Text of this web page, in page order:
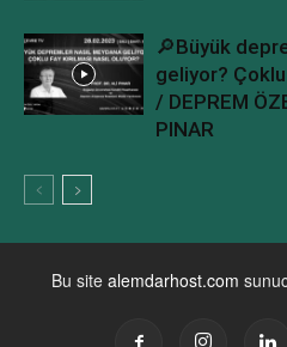
🔎Büyük
geliyor? Çoklu
/ DEPREM
PINAR
Bu site alemdarhost.com